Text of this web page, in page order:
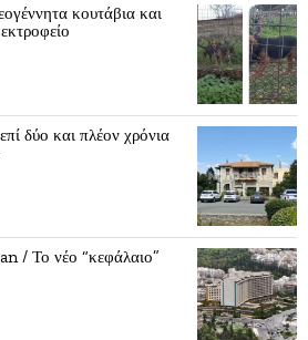
κουτάβια και
δύο και πλέον χρόνια
/ Το νέο “κεφάλαιο”